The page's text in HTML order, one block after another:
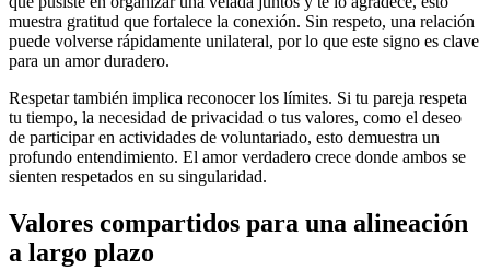
muestra gratitud que fortalece la conexión. Sin respeto, una relación
puede volverse rápidamente unilateral, por lo que este signo es clave
para un amor duradero.
Respetar también implica reconocer los límites. Si tu pareja respeta
tu tiempo, la necesidad de privacidad o tus valores, como el deseo
de participar en actividades de voluntariado, esto demuestra un
profundo entendimiento. El amor verdadero crece donde ambos se
sienten respetados en su singularidad.
Valores compartidos para una alineación
a largo plazo